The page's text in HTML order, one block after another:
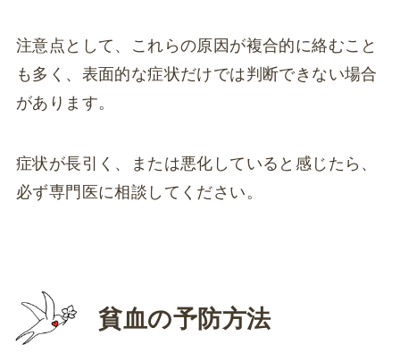
注意点として、これらの原因が複合的に絡むこと
も多く、表面的な症状だけでは判断できない場合
があります。
症状が長引く、または悪化していると感じたら、
必ず専門医に相談してください。
貧血の予防方法